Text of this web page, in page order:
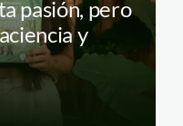
pasión, pero
y